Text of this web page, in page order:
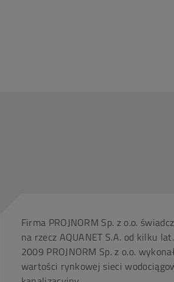
Firma PROJNORM Sp. z o.o.
na rzecz AQUANET S.A. od kilku
2009 PROJNORM Sp. z o.o.
wartości rynkowej sieci